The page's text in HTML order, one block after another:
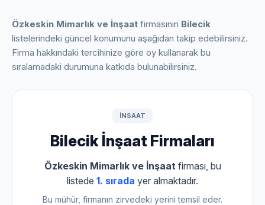
Özkeskin Mimarlık ve İnşaat firmasının Bilecik
listelerindeki güncel konumunu aşağıdan takip edebilirsiniz.
Firma hakkındaki tercihinize göre oy kullanarak bu
sıralamadaki durumuna katkıda bulunabilirsiniz.
INSAAT
Bilecik İnşaat Firmaları
Özkeskin Mimarlık ve İnşaatfirması, bu
listede 1. sırada yer almaktadır.
Bu mühür, firmanın zirvedeki yerini temsil eder.